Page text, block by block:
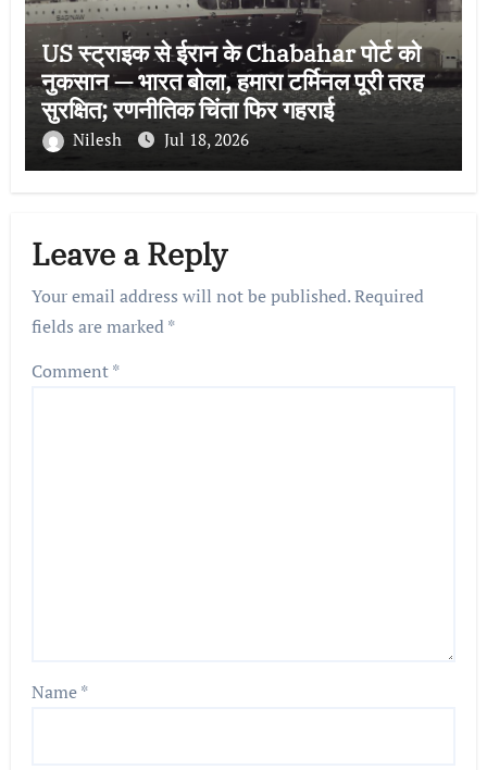
US स्ट्राइक से ईरान के Chabahar पोर्ट को
नुकसान — भारत बोला, हमारा टर्मिनल पूरी तरह
सुरक्षित; रणनीतिक चिंता फिर गहराई
Nilesh Jul 18, 2026
Leave a Reply
Your email address will not be published.Required
fields are marked*
Comment*
Name*